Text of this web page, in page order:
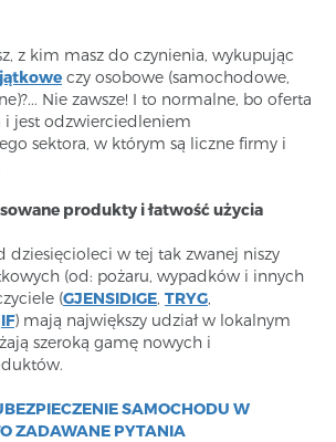
z kim masz do czynienia, wykupując
czy osobowe (samochodowe,
Nie zawsze! I to normalne, bo oferta
i jest odzwierciedleniem
sektora, w którym są liczne firmy i
produkty i łatwość użycia
dziesięcioleci w tej tak zwanej niszy
(od: pożaru, wypadków i innych
(GJENSIDIGE, TRYG,
IF) mają największy udział w lokalnym
szeroką gamę nowych i
SAMOCHODU W
ZADAWANE PYTANIA